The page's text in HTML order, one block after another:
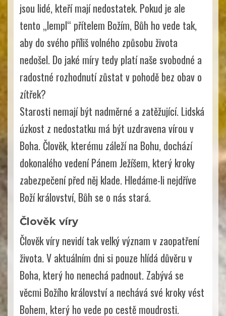
jsou lidé, kteří mají nedostatek. Pokud je ale
tento „lempl“ přítelem Božím, Bůh ho vede tak,
aby do svého příliš volného způsobu života
nedošel. Do jaké míry tedy platí naše svobodné a
radostné rozhodnutí zůstat v pohodě bez obav o
zítřek?
Starosti nemají být nadměrné a zatěžující. Lidská
úzkost z nedostatku má být uzdravena vírou v
Boha. Člověk, kterému záleží na Bohu, dochází
dokonalého vedení Pánem Ježíšem, který kroky
zabezpečení před něj klade. Hledáme-li nejdříve
Boží království, Bůh se o nás stará.
Člověk víry
Člověk víry nevidí tak velký význam v zaopatření
života. V aktuálním dni si pouze hlídá důvěru v
Boha, který ho nenechá padnout. Zabývá se
věcmi Božího království a nechává své kroky vést
Bohem, který ho vede po cestě moudrosti.